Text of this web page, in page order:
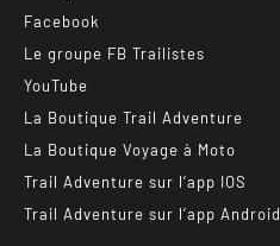
Facebook
Le groupe FB Trailistes
YouTube
La Boutique Trail Adventure
La Boutique Voyage à Moto
Trail Adventure sur l’app IOS
Trail Adventure sur l’app Android